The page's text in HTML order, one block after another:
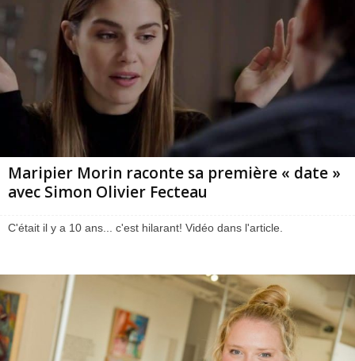
Maripier Morin raconte sa première « date »
avec Simon Olivier Fecteau
C'était il y a 10 ans... c'est hilarant! Vidéo dans l'article.